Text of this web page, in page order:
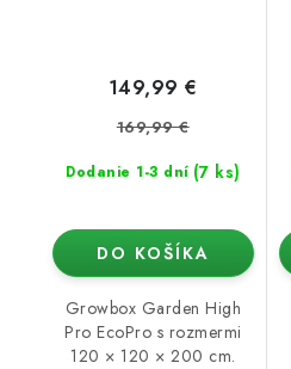
Dodanie 1-3 dní (7 ks)
149,99 €
169,99 €
DO KOŠÍKA
Growbox Garden High
Pro EcoPro s rozmermi
120 × 120 × 200 cm.